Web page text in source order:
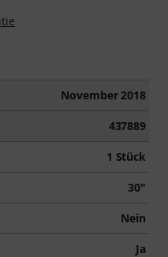
November 2018
437889
1 Stück
30"
Nein
Ja